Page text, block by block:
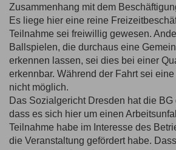
Zusammenhang mit dem
Es liege hier eine reine
Teilnahme sei freiwillig gewesen.
Ballspielen, die durchaus eine
erkennen lassen, sei dies bei einer
erkennbar. Während der Fahrt sei
nicht möglich.
Das Sozialgericht Dresden hat die
dass es sich hier um einen
Teilnahme habe im Interesse des
die Veranstaltung gefördert habe.